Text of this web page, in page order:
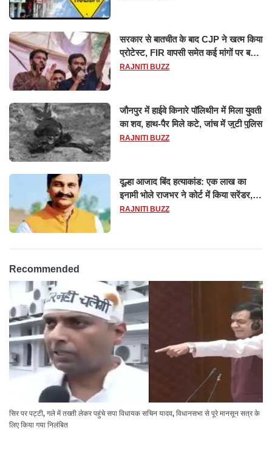
सरकार से बातचीत के बाद CJP ने खत्म किया
प्रोटेस्ट, FIR वापसी समेत कई मांगों पर बनी
सहमति
RAJNITI BUZZ
जौनपुर में हाईवे किनारे पॉलिथीन में मिला युवती
का शव, हाथ-पैर मिले कटे, जांच में जुटी पुलिस
RAJNITI BUZZ
दूल्हा आजाद बिंद हत्याकांड: एक लाख का
इनामी भोले राजभर ने कोर्ट में किया सरेंडर,
14 दिन के लिए भेजा गया जेल
RAJNITI BUZZ
Recommended
सिर पर पट्टी, गले में तख्ती लेकर पहुंचे सपा विधायक सचिन यादव, विधानसभा से पूरे मानसून सत्र के
लिए किया गया निलंबित